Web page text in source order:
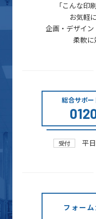
「こんな印
お気軽
企画・デザイン
柔軟に
総合サポー
受付 平
フォー